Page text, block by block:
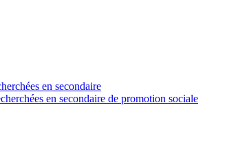
en secondaire
en secondaire de promotion sociale